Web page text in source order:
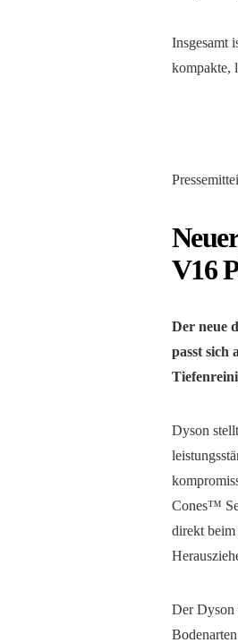
Insgesamt
kompakte,
V16
Der neue
passt sich
Dyson
Cones™
direkt beim
Der Dyson